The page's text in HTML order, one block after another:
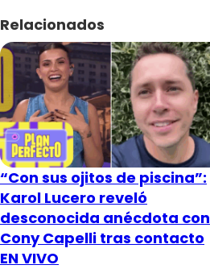
Relacionados
“Con sus ojitos de piscina”:
Karol Lucero reveló
desconocida anécdota con
Cony Capelli tras contacto
EN VIVO